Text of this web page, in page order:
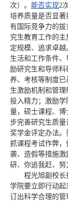
次）。 能否实现2
培养质量是否显
有国际竞争力的
究生教育工作的
定规模、追求卓越
生活和工作条件
励研究生和导师
养、考核等制度
生激励机制和管理
投入精力；激励
量，硕士课程、
步完善研究生质
奖学金评定办法。
抓课程考试作弊
袭、造假等措施
研、你追我赶、努
程光旭副校长
学院要立即行动起
订出科学合理的